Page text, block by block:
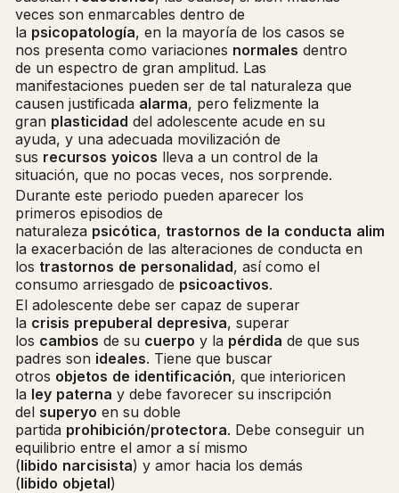
veces son enmarcables dentro de
la psicopatología, en la mayoría de los casos se
nos presenta como variaciones normales dentro
de un espectro de gran amplitud. Las
manifestaciones pueden ser de tal naturaleza que
causen justificada alarma, pero felizmente la
gran plasticidad del adolescente acude en su
ayuda, y una adecuada movilización de
sus recursos yoicos lleva a un control de la
situación, que no pocas veces, nos sorprende.
Durante este periodo pueden aparecer los
primeros episodios de
naturaleza psicótica, trastornos de la conducta
la exacerbación de las alteraciones de conducta en
los trastornos de personalidad, así como el
consumo arriesgado de psicoactivos.
El adolescente debe ser capaz de superar
la crisis prepuberal depresiva, superar
los cambios de su cuerpo y la pérdida de que sus
padres son ideales. Tiene que buscar
otros objetos de identificación, que interioricen
la ley paterna y debe favorecer su inscripción
del superyo en su doble
partida prohibición/protectora. Debe conseguir un
equilibrio entre el amor a sí mismo
(libido narcisista) y amor hacia los demás
(libido objetal)